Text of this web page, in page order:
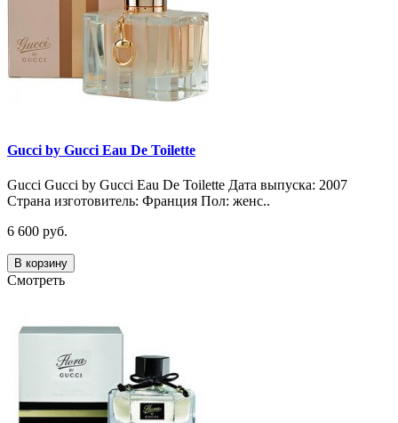
Gucci by Gucci Eau De Toilette
Gucci Gucci by Gucci Eau De Toilette Дата выпуска: 2007
Страна изготовитель: Франция Пол: женс..
6 600 руб.
В корзину
Смотреть